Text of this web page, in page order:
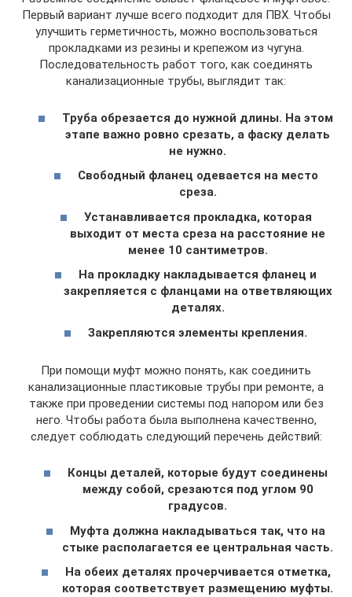
Первый вариант лучше всего подходит для ПВХ. Чтобы
улучшить герметичность, можно воспользоваться
прокладками из резины и крепежом из чугуна.
Последовательность работ того, как соединять
канализационные трубы, выглядит так:
Труба обрезается до нужной длины. На этом
этапе важно ровно срезать, а фаску делать
не нужно.
Свободный фланец одевается на место
среза.
Устанавливается прокладка, которая
выходит от места среза на расстояние не
менее 10 сантиметров.
На прокладку накладывается фланец и
закрепляется с фланцами на ответвляющих
деталях.
Закрепляются элементы крепления.
При помощи муфт можно понять, как соединить
канализационные пластиковые трубы при ремонте, а
также при проведении системы под напором или без
него. Чтобы работа была выполнена качественно,
следует соблюдать следующий перечень действий:
Концы деталей, которые будут соединены
между собой, срезаются под углом 90
градусов.
Муфта должна накладываться так, что на
стыке располагается ее центральная часть.
На обеих деталях прочерчивается отметка,
которая соответствует размещению муфты.